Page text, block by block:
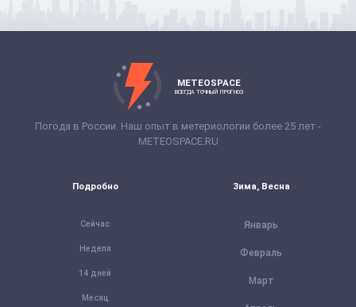
METEOSPACE
ВСЕГДА ТОЧНЫЙ ПРОГНОЗ
Погода в России. Наш опыт в метериологии более 25 лет -
METEOSPACE.RU
Подробно
Сейчас
Неделя
14 дней
Месяц
Зима, Весна
Январь
Февраль
Март